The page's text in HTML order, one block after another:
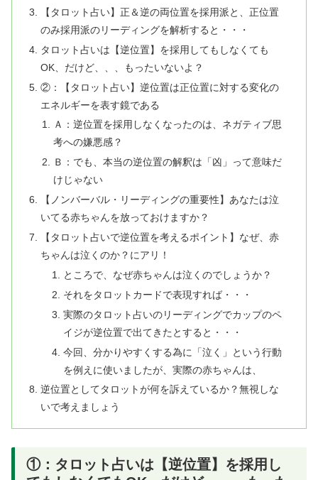
【タロット占い】正＆逆の両位置を採用派と、正位置
のみ採用派のリーディングを解析すると・・・
タロット占いは【逆位置】を採用してもしなくても
OK、だけど、、、もったいないよ？
②：【タロット占い】逆位置は正位置に対する変化の
エネルギーを表す鏡である
Ａ：逆位置を採用しなくなったのは、ネガティブ思
考への嫌悪感？
Ｂ：でも、本当の逆位置の解釈は「凶」って意味だ
けじゃない
【ノンバーバル・リーディングの重要性】あなたは泣
いてる赤ちゃんを放っておけますか？
【タロット占いで逆位置を考えるポイント】なぜ、赤
ちゃんは泣くのか？にアリ！
ところで、なぜ赤ちゃんは泣くのでしょうか？
それをタロットカードで表現すれば・・・
実際のタロット占いのリーディングでカップのペ
イジが逆位置で出てきたとすると・・・
今回、分かりやすくする為に「泣く」という行動
を例えに使いましたが、実際の赤ちゃんは、
逆位置としてタロットが何を訴えているか？無視しな
いで考えましょう
①：タロット占いは【逆位置】を採用し